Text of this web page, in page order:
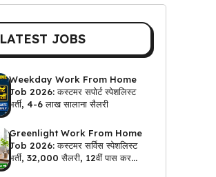
LATEST JOBS
Weekday Work From Home
Job 2026: कस्टमर सपोर्ट स्पेशलिस्ट
भर्ती, 4-6 लाख सालाना सैलरी
Greenlight Work From Home
Job 2026: कस्टमर सर्विस स्पेशलिस्ट
भर्ती, ₹32,000 सैलरी, 12वीं पास कर
सकते हैं अप्लाई